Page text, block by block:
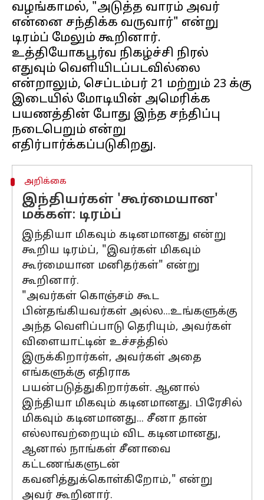
வழங்காமல், "அடுத்த வாரம் அவர்
என்னை சந்திக்க வருவார்" என்று
டிரம்ப் மேலும் கூறினார்.
உத்தியோகபூர்வ நிகழ்ச்சி நிரல்
எதுவும் வெளியிடப்படவில்லை
என்றாலும், செப்டம்பர் 21 மற்றும் 23 க்கு
இடையில் மோடியின் அமெரிக்க
பயணத்தின் போது இந்த சந்திப்பு
நடைபெறும் என்று
அறிக்கை
இந்தியர்கள் 'கூர்மையான'
மக்கள்: டிரம்ப்
இந்தியா மிகவும் கடினமானது என்று
கூறிய டிரம்ப், "இவர்கள் மிகவும்
கூர்மையான மனிதர்கள்" என்று
கூறினார்.
"அவர்கள் கொஞ்சம் கூட
பின்தங்கியவர்கள் அல்ல...உங்களுக்கு
அந்த வெளிப்பாடு தெரியும், அவர்கள்
விளையாட்டின் உச்சத்தில்
இருக்கிறார்கள், அவர்கள் அதை
எங்களுக்கு எதிராக
பயன்படுத்துகிறார்கள். ஆனால்
இந்தியா மிகவும் கடினமானது. பிரேசில்
மிகவும் கடினமானது... சீனா தான்
எல்லாவற்றையும் விட கடினமானது,
ஆனால் நாங்கள் சீனாவை
கட்டணங்களுடன்
கவனித்துக்கொள்கிறோம்," என்று
அவர் கூறினார்.